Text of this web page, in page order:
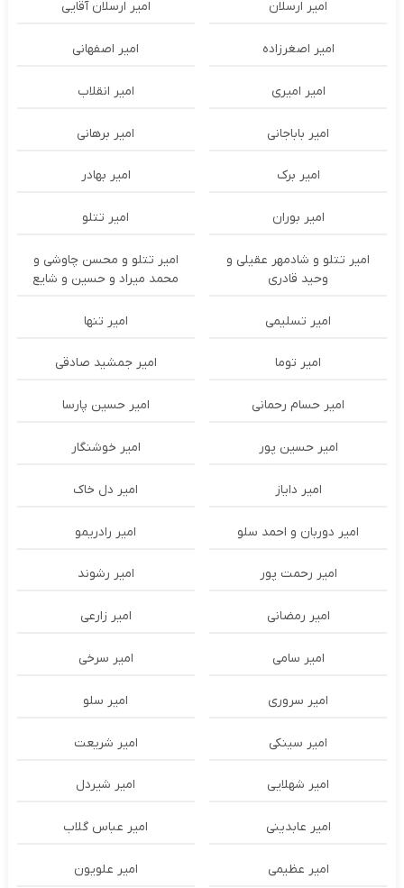
امیر ارسلان امیر ارسلان آقایی
امیر اصغرزاده امیر اصفهانی
امیر امیری امیر انقلاب
امیر باباجانی امیر برهانی
امیر برک امیر بهادر
امیر بوران امیر تتلو
امیر تتلو و شادمهر عقیلی و
وحید قادری
امیر تتلو و محسن چاوشی و
محمد میراد و حسین و شایع
امیر تسلیمی امیر تنها
امیر توما امیر جمشید صادقی
امیر حسام رحمانی امیر حسین پارسا
امیر حسین پور امیر خوشنگار
امیر دایاز امیر دل خاک
امیر دوربان و احمد سلو امیر رادریمو
امیر رحمت پور امیر رشوند
امیر رمضانی امیر زارعی
امیر سامی امیر سرخی
امیر سروری امیر سلو
امیر سینکی امیر شریعت
امیر شهلایی امیر شیردل
امیر عابدینی امیر عباس گلاب
امیر عظیمی امیر علویون